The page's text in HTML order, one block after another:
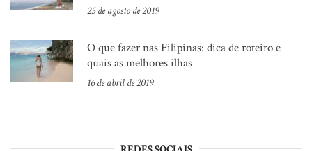
25 de agosto de 2019
O que fazer nas Filipinas: dica de roteiro e
quais as melhores ilhas
16 de abril de 2019